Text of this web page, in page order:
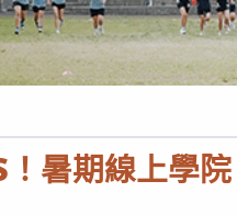
！暑期線上學